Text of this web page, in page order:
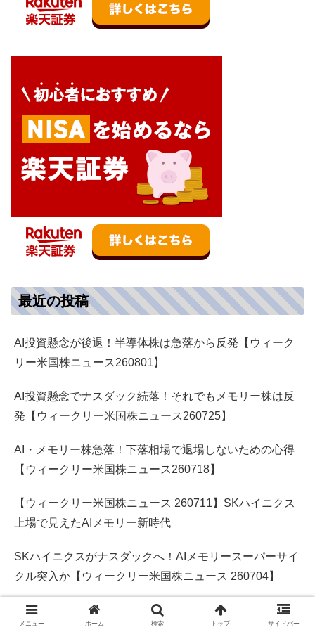
最近の投稿
AI投資懸念が後退！半導体株は急落から反発【ウィーク
リー米国株ニュース260801】
AI投資懸念でナスダック続落！それでもメモリー株は反
発【ウィークリー米国株ニュース260725】
AI・メモリー株急落！下落相場で退場しないための心得
【ウィークリー米国株ニュース260718】
【ウィークリー米国株ニュース 260711】SKハイニクス
上場で見えたAIメモリー新時代
SKハイニクスがナスダックへ！AIメモリースーパーサイ
クル突入か【ウィークリー米国株ニュース 260704】
アーカイブ
メニュー ホーム 検索 トップ サイドバー